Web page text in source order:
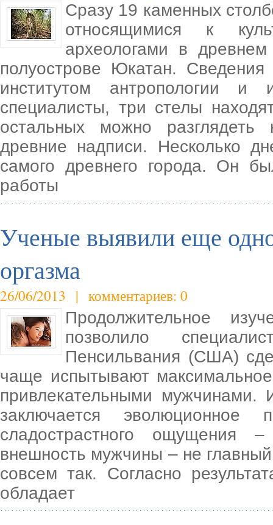
Сразу 19 каменных
относящимися к
археологами в
полуострове Юкатан.
институтом антропологии
специалисты, три стелы
остальных можно
древние надписи. Несколько
самого древнего города. Он
работы
Ученые выявили еще
оргазма
26/06/2013 | комментариев: 0
Продолжительное
позволило
Пенсильвания (США)
чаще испытывают
привлекательными
заключается эволюционное
сладострастного ощущения
внешность мужчины – не
совсем так. Согласно
обладает